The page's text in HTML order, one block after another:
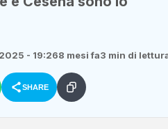
- 19:268 mesi fa3 min di
SHARE